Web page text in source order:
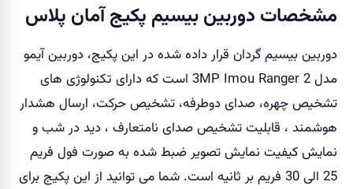
مشخصات دوربین بیسیم پکیج آمان پلاس
دوربین بیسیم گردان قرار داده شده در این پکیج، دوربین آیمو
مدل 3MP Imou Ranger 2 است که دارای تکنولوژی های
تشخیص چهره، صدای دوطرفه، تشخیص حرکت، ارسال هشدار
هوشمند ، قابلیت تشخیص صدای نامتعارف ، دید در شب و
نمایش کیفیت نمایش تصویر ضبط شده به صورت فول فریم
25 الی 30 فریم بر ثانیه است. شما می توانید از این پکیج برای